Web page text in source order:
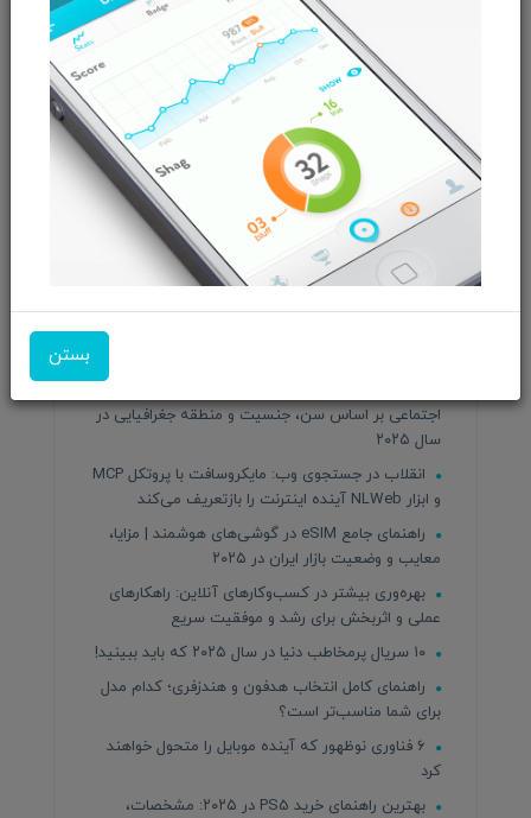
بستن
نقش کلیدی رسانه‌های دیجیتال و فضای مجازی در
رشد کسب‌وکارهای آنلاین در جهان
بررسی جایگاه شبکه‌های اجتماعی در بین کاربران
ایرانی و جهانی | تأثیر، روندها و آینده
سرویس‌های جدید متا برای فیس‌بوک و اینستاگرام در
بررسی کامل و جامع گوشی سامسونگ گلکسی S25
Ultra | غول هوشمند ۲۰۲۵
هوش مصنوعی در گوگل؛ تحولی در دنیای جستجو در
اجتماعی بر اساس سن، جنسیت و منطقه جغرافیایی در
سال ۲۰۲۵
انقلاب در جستجوی وب: مایکروسافت با پروتکل MCP
و ابزار NLWeb آینده اینترنت را بازتعریف می‌کند
راهنمای جامع eSIM در گوشی‌های هوشمند | مزایا،
معایب و وضعیت بازار ایران در ۲۰۲۵
بهره‌وری بیشتر در کسب‌وکارهای آنلاین: راهکارهای
عملی و اثربخش برای رشد و موفقیت سریع
راهنمای کامل انتخاب هدفون و هندزفری؛ کدام مدل
برای شما مناسب‌تر است؟
۶ فناوری نوظهور که آینده موبایل را متحول خواهند
کرد
بهترین راهنمای خرید PS5 در ۲۰۲۵: مشخصات،